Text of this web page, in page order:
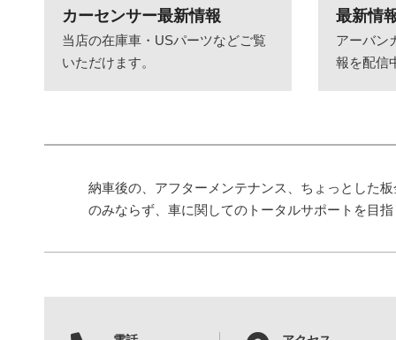
カーセンサー最新情報
当店の在庫車・USパーツなどご覧
いただけます。
最新情
アーバン
報を配信
納車後の、アフターメンテナンス、ちょっとした
のみならず、車に関してのトータルサポートを目